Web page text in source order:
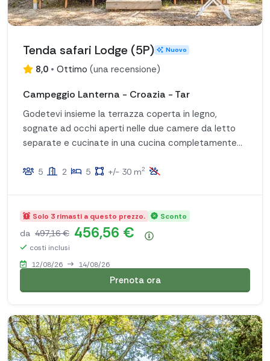
Tenda safari Lodge (5P) Nuovo
8,0 • Ottimo (una recensione)
Campeggio Lanterna - Croazia - Tar
Godetevi insieme la terrazza coperta in legno,
sognate ad occhi aperti nelle due camere da letto
separate e cucinate in una cucina completamente
spensierata!
5 2 5 +/- 30 m2
Solo 3 rimasti a questo prezzo. Sconto
da 497,16 € 456,56 €
costi inclusi
12/08/26
14/08/26
Prenota ora